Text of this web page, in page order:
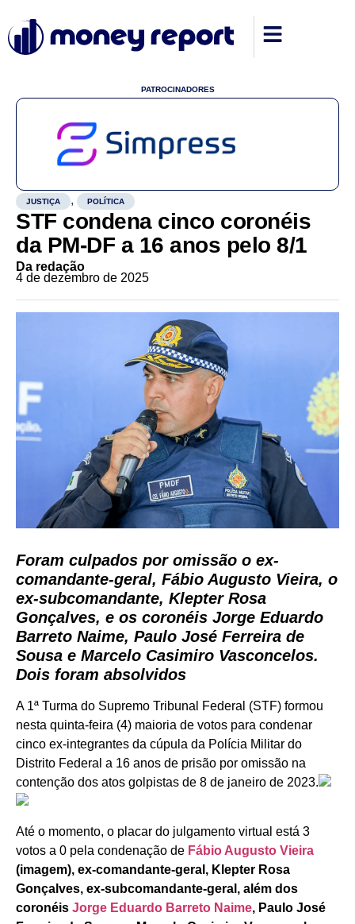
PATROCINADORES
JUSTIÇA , POLÍTICA
STF condena cinco coronéis
da PM-DF a 16 anos pelo 8/1
Da redação
4 de dezembro de 2025
Foram culpados por omissão o ex-
comandante-geral, Fábio Augusto Vieira, o
ex-subcomandante, Klepter Rosa
Gonçalves, e os coronéis Jorge Eduardo
Barreto Naime, Paulo José Ferreira de
Sousa e Marcelo Casimiro Vasconcelos.
Dois foram absolvidos
A 1ª Turma do Supremo Tribunal Federal (STF) formou
nesta quinta-feira (4) maioria de votos para condenar
cinco ex-integrantes da cúpula da Polícia Militar do
Distrito Federal a 16 anos de prisão por omissão na
contenção dos atos golpistas de 8 de janeiro de 2023.
Até o momento, o placar do julgamento virtual está 3
votos a 0 pela condenação de Fábio Augusto Vieira
(imagem), ex-comandante-geral, Klepter Rosa
Gonçalves, ex-subcomandante-geral, além dos
coronéis Jorge Eduardo Barreto Naime, Paulo José